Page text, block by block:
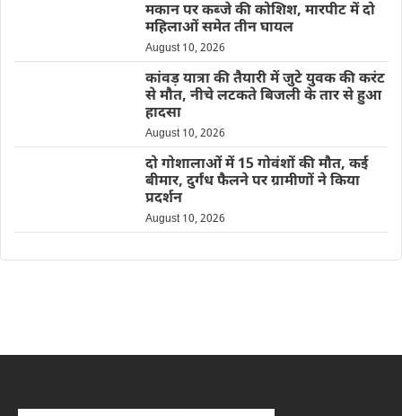
मकान पर कब्जे की कोशिश, मारपीट में दो
महिलाओं समेत तीन घायल
August 10, 2026
कांवड़ यात्रा की तैयारी में जुटे युवक की करंट
से मौत, नीचे लटकते बिजली के तार से हुआ
हादसा
August 10, 2026
दो गोशालाओं में 15 गोवंशों की मौत, कई
बीमार, दुर्गंध फैलने पर ग्रामीणों ने किया
प्रदर्शन
August 10, 2026